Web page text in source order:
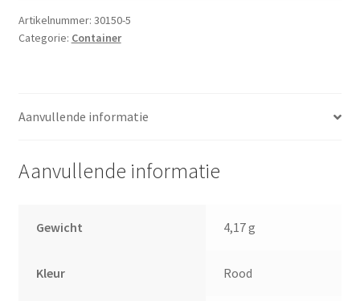
x
2
Artikelnummer: 30150-5
Categorie: Container
Aanvullende informatie
Aanvullende informatie
Gewicht 4,17 g
Kleur Rood